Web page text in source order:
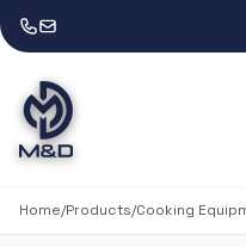
Home/Products/Cooking